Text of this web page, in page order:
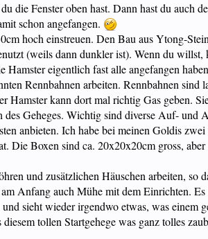
die Fenster oben hast. Dann hast du auch
schon angefangen.
hoch einstreuen. Den Bau aus Ytong-
(weils dann dunkler ist). Wenn du
eigentlich fast alle angefangen
Rennbahnen arbeiten. Rennbahnen
Hamster kann dort mal richtig Gas geben.
des Geheges. Wichtig sind diverse Auf- und
anbieten. Ich habe bei meinen Goldis
Die Boxen sind ca. 20x20x20cm gross,
und zusätzlichen Häuschen arbeiten, so
Anfang auch Mühe mit dem Einrichten.
sieht wieder irgendwo etwas, was einem
tollen Startgehege was ganz tolles